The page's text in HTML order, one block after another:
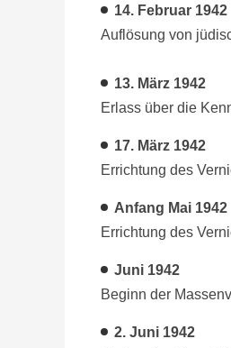
14. Februar 1942
Auflösung von
13. März 1942
Erlass über die
17. März 1942
Errichtung des
Anfang Mai 1942
Errichtung des
Juni 1942
Beginn der
2. Juni 1942